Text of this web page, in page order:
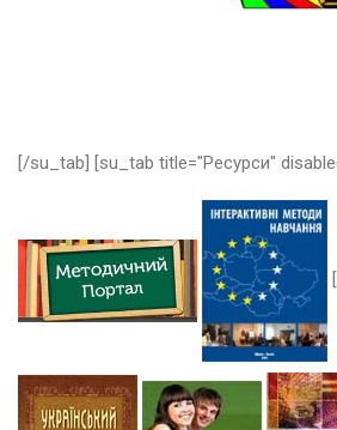
[/su_tab] [su_tab title="Ресурси"